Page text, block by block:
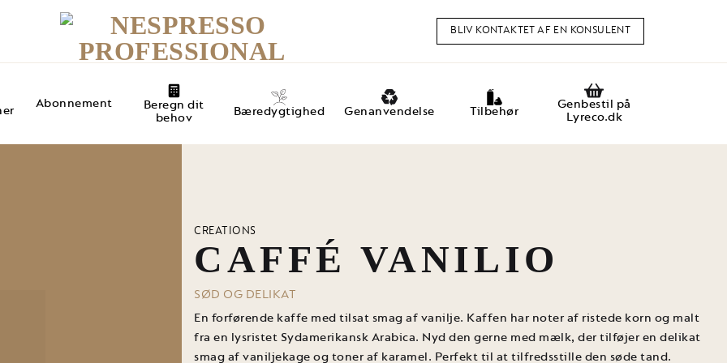
BLIV KONTAKTET AF EN KONSULENT
Abonnement
Beregn dit
behov
Bæredygtighed Genanvendelse Tilbehør
Genbestil på
Lyreco.dk
CREATIONS
CAFFÉ VANILIO
SØD OG DELIKAT
En forførende kaffe med tilsat smag af vanilje. Kaffen har noter af ristede korn og malt
fra en lysristet Sydamerikansk Arabica. Nyd den gerne med mælk, der tilføjer en delikat
smag af vaniljekage og toner af karamel. Perfekt til at tilfredsstille den søde tand.